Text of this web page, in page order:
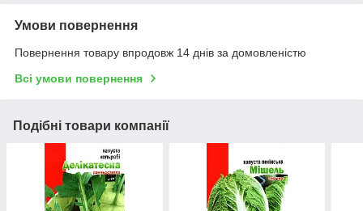
Умови повернення
Повернення товару впродовж 14 днів за домовленістю
Всі умови повернення
Подібні товари компанії